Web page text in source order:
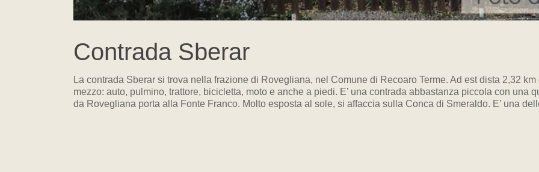
Contrada Sberar
La contrada Sberar si trova nella frazione di Rovegliana, nel Comune di Recoaro Terme. Ad est dista 2,32
mezzo: auto, pulmino, trattore, bicicletta, moto e anche a piedi. E’ una contrada abbastanza piccola con una
da Rovegliana porta alla Fonte Franco. Molto esposta al sole, si affaccia sulla Conca di Smeraldo. E’ una